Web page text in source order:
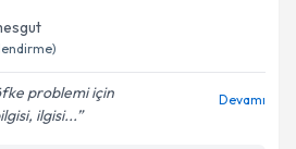
e-posta ile bilgilendireceğiz.
öfke problemi için
ilgisi...
Devamı